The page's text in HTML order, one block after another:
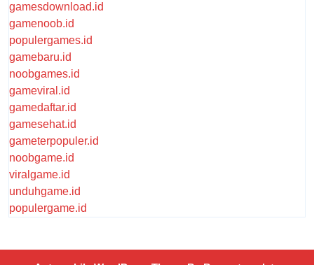
gamesdownload.id
gamenoob.id
populergames.id
gamebaru.id
noobgames.id
gameviral.id
gamedaftar.id
gamesehat.id
gameterpopuler.id
noobgame.id
viralgame.id
unduhgame.id
populergame.id